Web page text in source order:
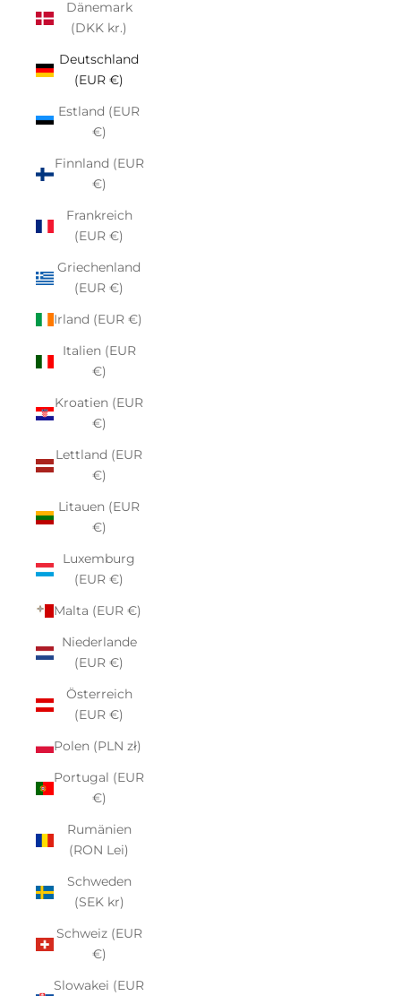
Dänemark
(DKK kr.)
Deutschland
(EUR €)
Estland (EUR
€)
Finnland (EUR
€)
Frankreich
(EUR €)
Griechenland
(EUR €)
Irland (EUR €)
Italien (EUR
€)
Kroatien (EUR
€)
Lettland (EUR
€)
Litauen (EUR
€)
Luxemburg
(EUR €)
Malta (EUR €)
Niederlande
(EUR €)
Österreich
(EUR €)
Polen (PLN zł)
Portugal (EUR
€)
Rumänien
(RON Lei)
Schweden
(SEK kr)
Schweiz (EUR
€)
Slowakei (EUR